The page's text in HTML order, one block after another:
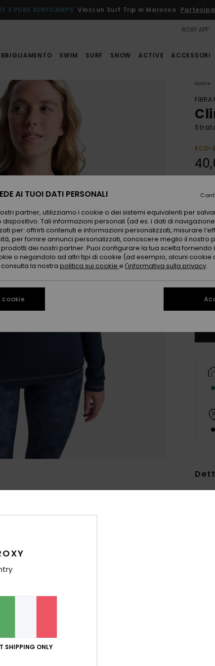
X PURE SURFCAMPS Vinci un Surf Trip in Marocco
ROXY APP
SWIM SURF SNOW ACTIVE ACCESSORI
Home
FIBRA
ECO-
Colori
SHIPPING ONLY
AI TUOI DATI PERSONALI
partner, utilizziamo i cookie o dei sistemi equivalenti per
Tali informazioni personali (ad es. i dati di
per: offrirti contenuti e informazioni personalizzati, misurare
per fornire annunci personalizzati, conoscere meglio il nostro
dei nostri partner. Puoi configurare la tua scelta fornendo
o negandolo ad altri tipi di cookie (ad esempio, alcuni cookie
la nostra politica sui cookie e l'informativa sulla privacy.